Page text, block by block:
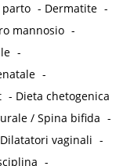
parto - Dermatite -
mannosio -
-
-
- Dieta chetogenica
/ Spina bifida -
Dilatatori vaginali -
-